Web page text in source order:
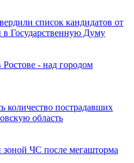
список кандидатов от
в Государственную Думу
- над городом
количество пострадавших
область
ЧС после мегашторма